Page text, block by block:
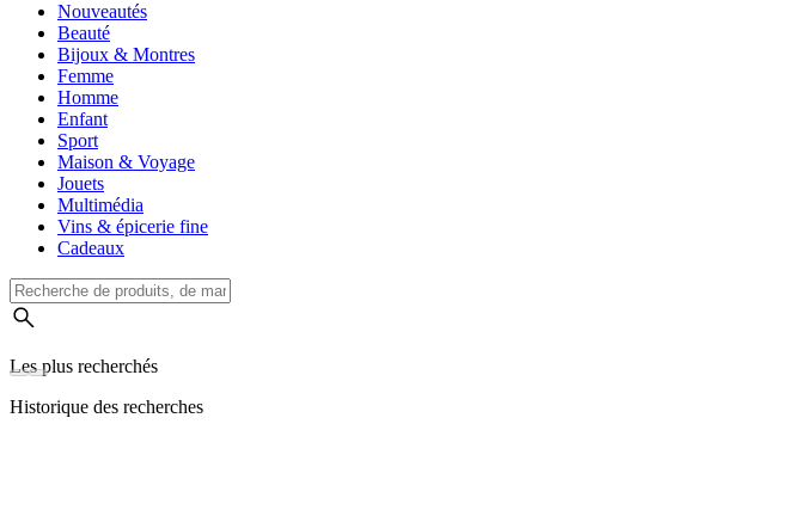
Nouveautés
Beauté
Bijoux & Montres
Femme
Homme
Enfant
Sport
Maison & Voyage
Jouets
Multimédia
Vins & épicerie fine
Cadeaux
Les plus recherchés
Historique des recherches